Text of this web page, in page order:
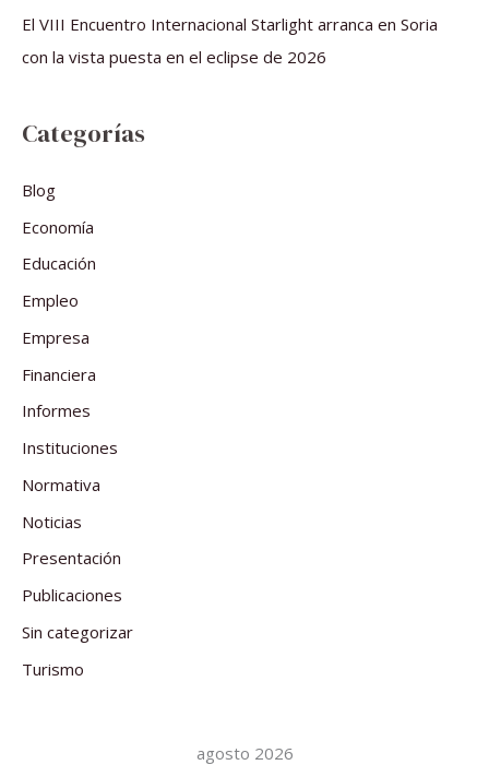
El VIII Encuentro Internacional Starlight arranca en Soria
con la vista puesta en el eclipse de 2026
Categorías
Blog
Economía
Educación
Empleo
Empresa
Financiera
Informes
Instituciones
Normativa
Noticias
Presentación
Publicaciones
Sin categorizar
Turismo
agosto 2026